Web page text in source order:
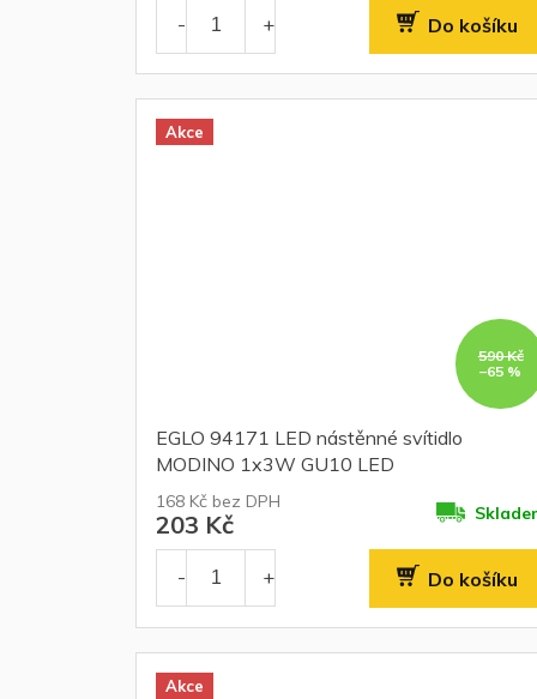
Do košíku
Akce
590 Kč
–65 %
EGLO 94171 LED nástěnné svítidlo
MODINO 1x3W GU10 LED
168 Kč bez DPH
203 Kč
Do košíku
Akce